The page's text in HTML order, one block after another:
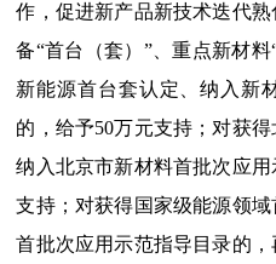
作，促进新产品新技术迭代
备“首台（套）”、重点新材
新能源首台套认定、纳入新
的，给予50万元支持；对获
纳入北京市新材料首批次应
支持；对获得国家级能源领
首批次应用示范指导目录的